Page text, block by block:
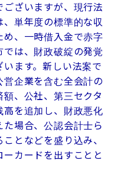
ざいますが、現行法
単年度の標準的な収
、一時借入金で赤字
は、財政破綻の発覚
ます。新しい法案で
企業を含む全会計の
、公社、第三セクタ
を追加し、財政悪化
場合、公認会計士ら
となどを盛り込み、
カードを出すことと